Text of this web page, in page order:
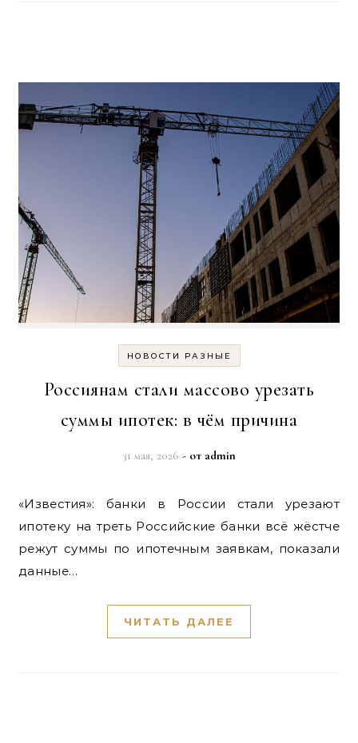
НОВОСТИ РАЗНЫЕ
Россиянам стали массово урезать
суммы ипотек: в чём причина
31 мая, 2026 - от admin
«Известия»: банки в России стали урезают
ипотеку на треть Российские банки всё жёстче
режут суммы по ипотечным заявкам, показали
данные…
ЧИТАТЬ ДАЛЕЕ